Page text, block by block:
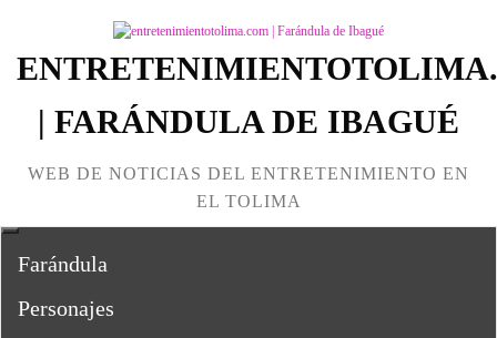
| FARÁNDULA DE IBAGUÉ
WEB DE NOTICIAS DEL ENTRETENIMIENTO EN
EL TOLIMA
Farándula
Personajes